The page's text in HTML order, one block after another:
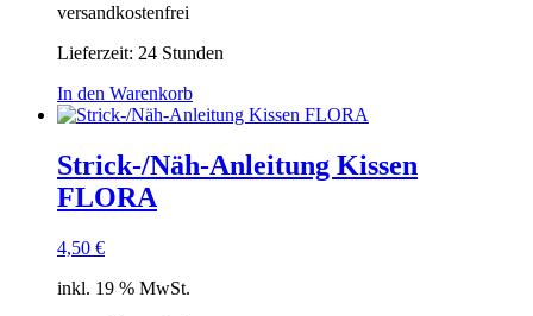
versandkostenfrei
Lieferzeit: 24 Stunden
In den Warenkorb
Strick-/Näh-Anleitung Kissen
FLORA
4,50 €
inkl. 19 % MwSt.